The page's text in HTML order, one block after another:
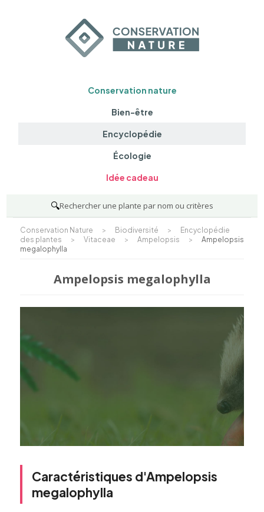
Conservation nature
Bien-être
Encyclopédie
Écologie
Idée cadeau
🔍Rechercher une plante par nom ou critères
Conservation Nature > Biodiversité >
Encyclopédie
des plantes
> Vitaceae > Ampelopsis >
Ampelopsis
megalophylla
Ampelopsis megalophylla
Caractéristiques d'Ampelopsis
megalophylla